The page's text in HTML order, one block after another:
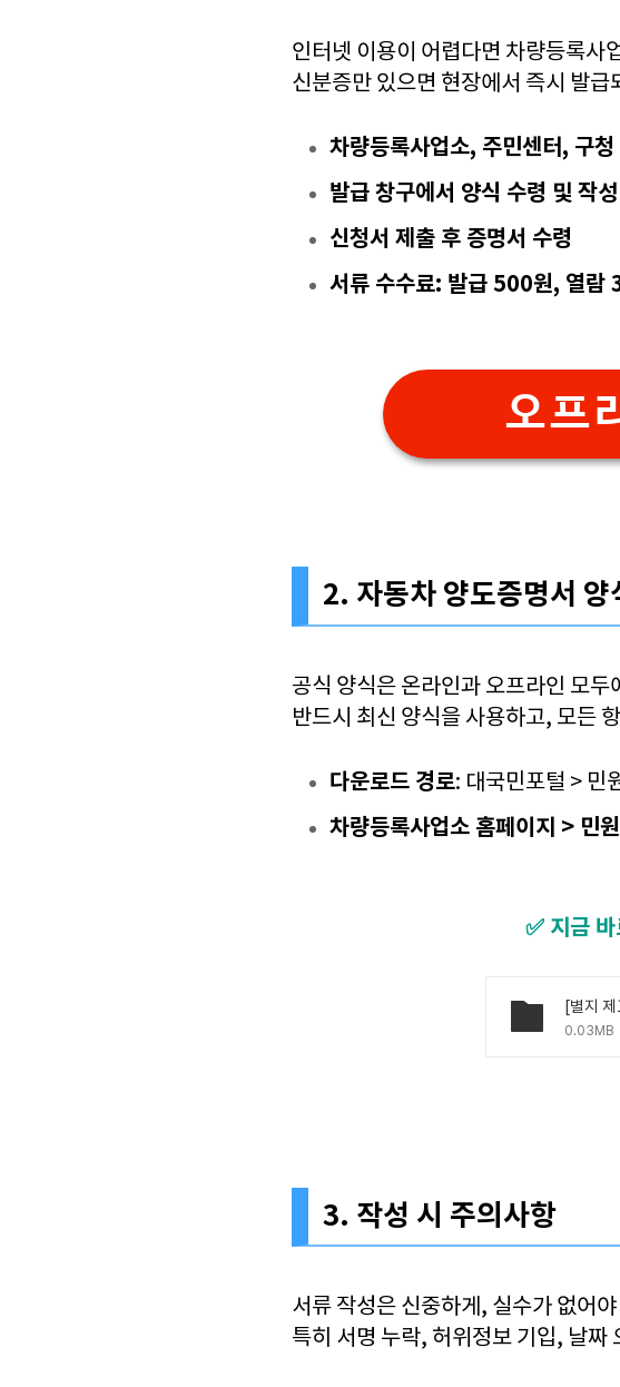
인터넷 이용이 어렵다면 차량등록사
신분증만 있으면 현장에서 즉시 발
차량등록사업소, 주민센터, 구청
발급 창구에서 양식 수령 및 작성
신청서 제출 후 증명서 수령
서류 수수료: 발급 500원, 열람
오프
2. 자동차 양도증명서 양
공식 양식은 온라인과 오프라인 모두
반드시 최신 양식을 사용하고, 모든
다운로드 경로: 대국민포털 > 민
차량등록사업소 홈페이지 > 민
✅ 지금
0.03MB
3. 작성 시 주의사항
서류 작성은 신중하게, 실수가 없어
특히 서명 누락, 허위정보 기입, 날짜